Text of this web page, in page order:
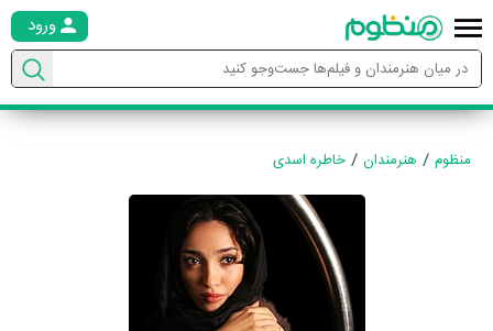
ورود
منظوم هنرمندان خاطره اسدی